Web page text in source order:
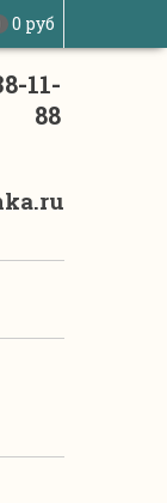
0 руб
11-
88